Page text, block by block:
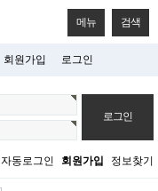
메뉴 검색
회원가입 로그인
자동로그인 회원가입 정보찾기